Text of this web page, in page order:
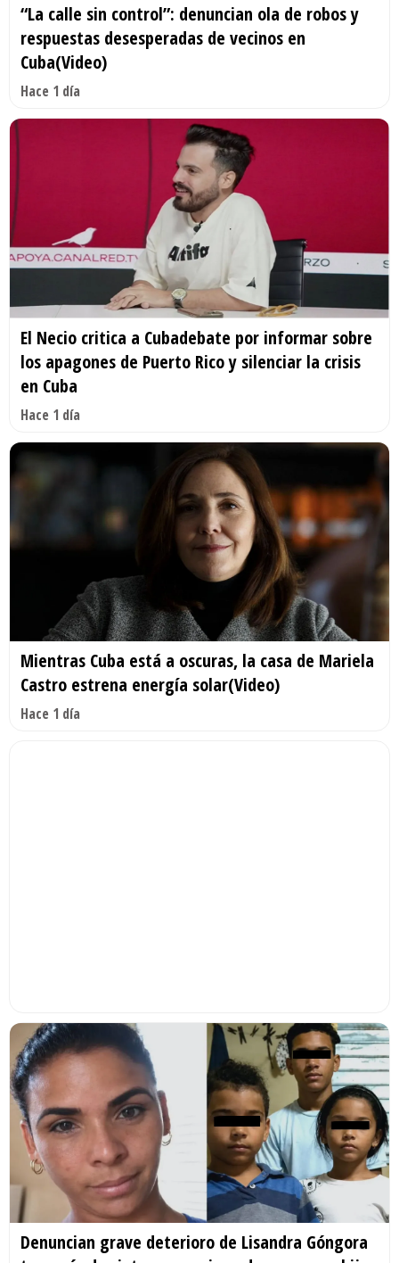
“La calle sin control”: denuncian ola de robos y
respuestas desesperadas de vecinos en
Cuba(Video)
Hace 1 día
El Necio critica a Cubadebate por informar sobre
los apagones de Puerto Rico y silenciar la crisis
en Cuba
Hace 1 día
Mientras Cuba está a oscuras, la casa de Mariela
Castro estrena energía solar(Video)
Hace 1 día
Denuncian grave deterioro de Lisandra Góngora